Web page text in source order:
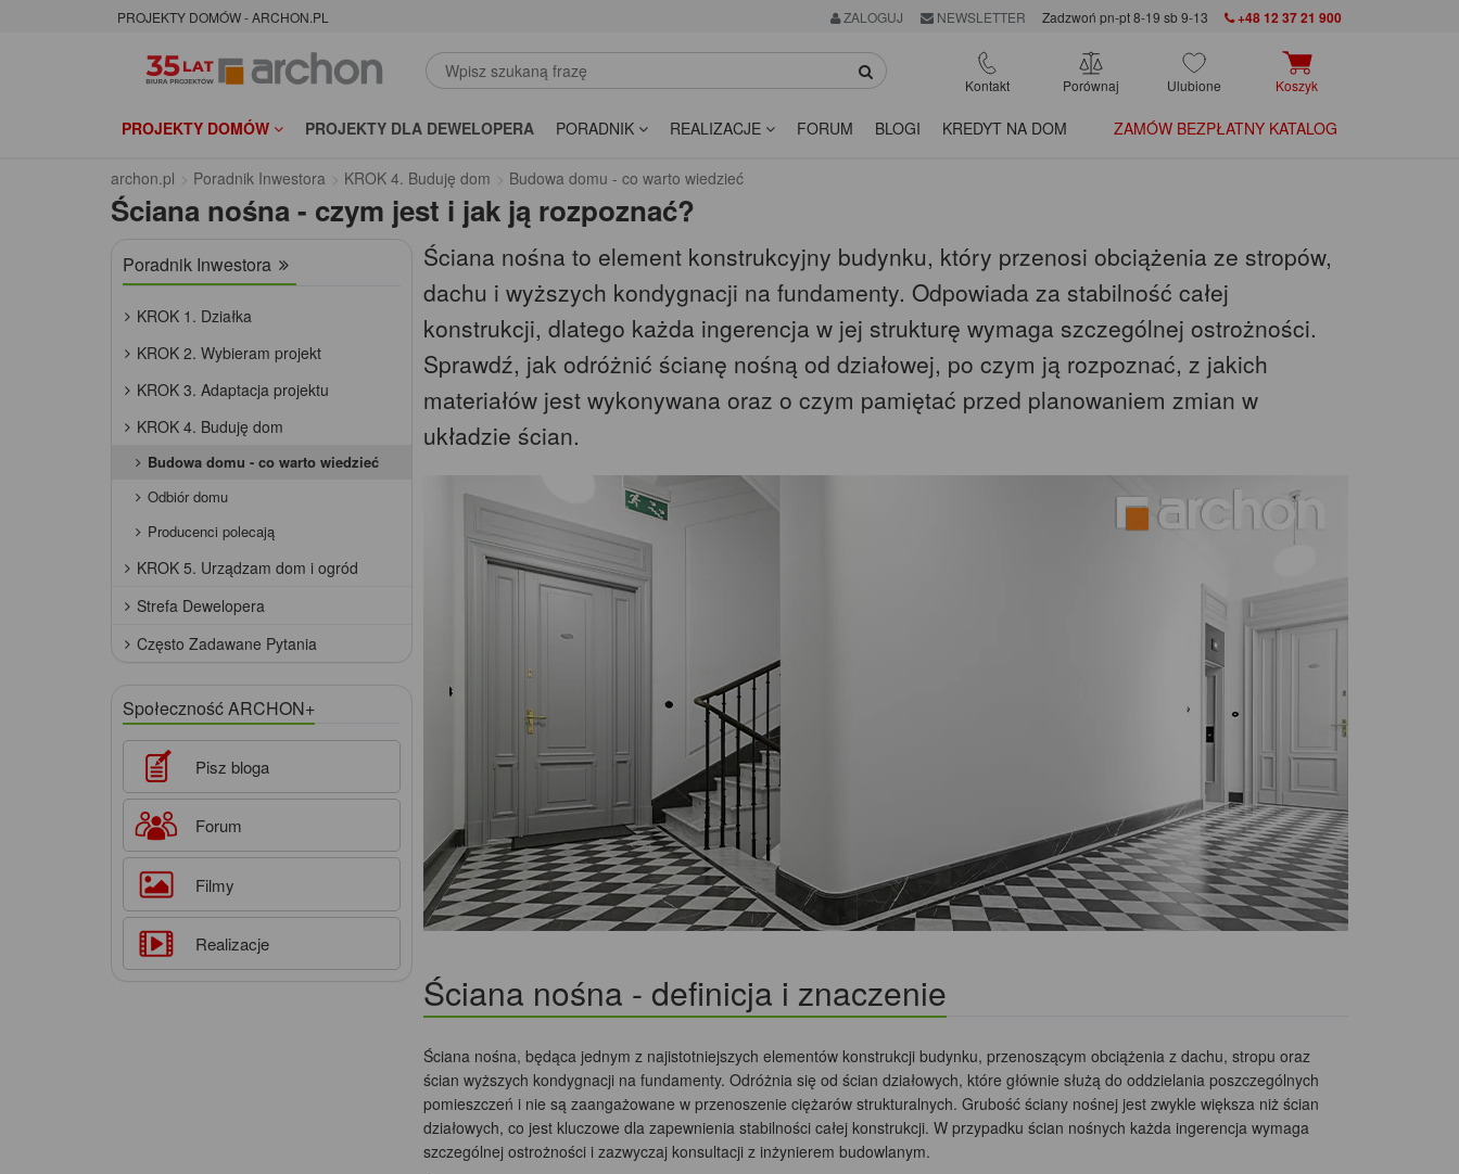
PROJEKTY DOMÓW - ARCHON.PL ZALOGUJ NEWSLETTER Zadzwoń pn-pt 8-19 sb 9-13 +48 12 37 21 900
Kontakt Porównaj Ulubione Koszyk
PROJEKTY DOMÓW PROJEKTY DLA DEWELOPERA PORADNIK REALIZACJE FORUM BLOGI KREDYT NA DOM ZAMÓW BEZPŁATNY KATALOG
archon.pl Poradnik Inwestora KROK 4. Buduję dom Budowa domu - co warto wiedzieć
Ściana nośna - czym jest i jak ją rozpoznać?
Ściana nośna to element konstrukcyjny budynku, który przenosi obciążenia ze stropów,
dachu i wyższych kondygnacji na fundamenty. Odpowiada za stabilność całej
konstrukcji, dlatego każda ingerencja w jej strukturę wymaga szczególnej ostrożności.
Sprawdź, jak odróżnić ścianę nośną od działowej, po czym ją rozpoznać, z jakich
materiałów jest wykonywana oraz o czym pamiętać przed planowaniem zmian w
układzie ścian.
Ściana nośna - definicja i znaczenie
Ściana nośna, będąca jednym z najistotniejszych elementów konstrukcji budynku, przenoszącym obciążenia z dachu, stropu oraz
ścian wyższych kondygnacji na fundamenty. Odróżnia się od ścian działowych, które głównie służą do oddzielania poszczególnych
pomieszczeń i nie są zaangażowane w przenoszenie ciężarów strukturalnych. Grubość ściany nośnej jest zwykle większa niż ścian
działowych, co jest kluczowe dla zapewnienia stabilności całej konstrukcji. W przypadku ścian nośnych każda ingerencja wymaga
szczególnej ostrożności i zazwyczaj konsultacji z inżynierem budowlanym.
Poradnik Inwestora
KROK 1. Działka
KROK 2. Wybieram projekt
KROK 3. Adaptacja projektu
KROK 4. Buduję dom
Budowa domu - co warto wiedzieć
Odbiór domu
Producenci polecają
KROK 5. Urządzam dom i ogród
Strefa Dewelopera
Często Zadawane Pytania
Społeczność ARCHON+
Pisz bloga
Forum
Filmy
Realizacje